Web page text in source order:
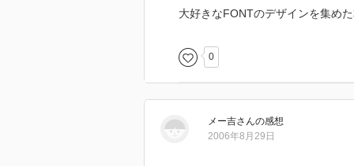
大好きなFONTのデザインを集め
0
メー吉さんの感想
2006年8月29日